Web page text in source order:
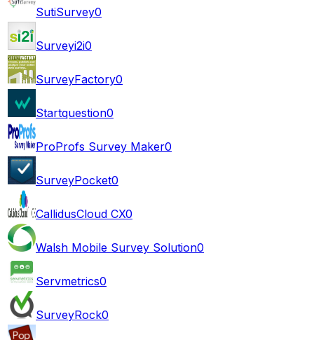
SutiSurvey0
Surveyi2i0
SurveyFactory0
Startquestion0
ProProfs Survey Maker0
SurveyPocket0
CallidusCloud CX0
Walsh Mobile Survey Solution0
Servmetrics0
SurveyRock0